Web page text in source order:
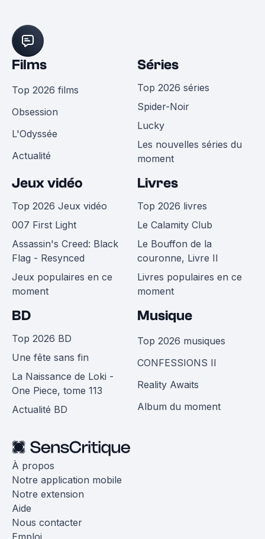
Films
Top 2026 films
Obsession
L'Odyssée
Actualité
Séries
Top 2026 séries
Spider-Noir
Lucky
Les nouvelles séries du
moment
Jeux vidéo
Top 2026 Jeux vidéo
007 First Light
Assassin's Creed: Black
Flag - Resynced
Jeux populaires en ce
moment
Livres
Top 2026 livres
Le Calamity Club
Le Bouffon de la
couronne, Livre II
Livres populaires en ce
moment
BD
Top 2026 BD
Une fête sans fin
La Naissance de Loki -
One Piece, tome 113
Actualité BD
Musique
Top 2026 musiques
CONFESSIONS II
Reality Awaits
Album du moment
À propos
Notre application mobile
Notre extension
Aide
Nous contacter
Emploi